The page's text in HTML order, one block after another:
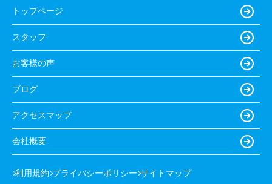
トップページ
スタッフ
お客様の声
ブログ
アクセスマップ
会社概要
利用規約 プライバシーポリシー サイトマップ